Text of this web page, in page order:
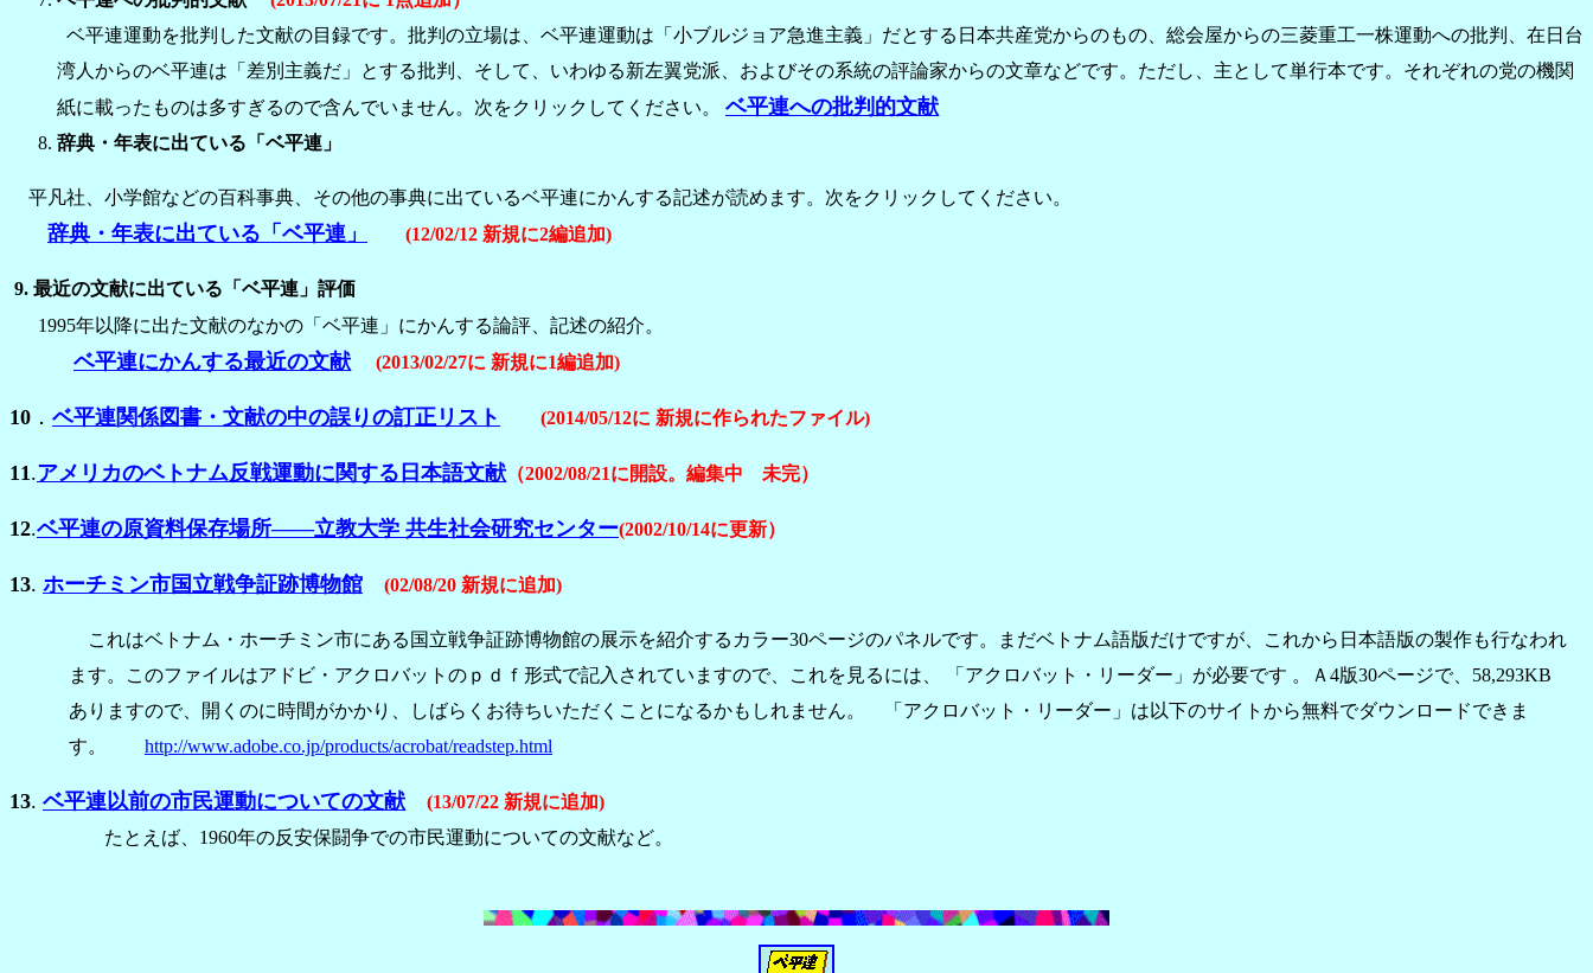
ベ平連運動を批判した文献の目録です。批判の立場は、ベ平連運動は「小ブルジョア急進主義」だとする日本共産党からのもの、総会屋からの三菱重工一株運動への批判、在日台
湾人からのベ平連は「差別主義だ」とする批判、そして、いわゆる新左翼党派、およびその系統の評論家からの文章などです。ただし、主として単行本です。それぞれの党の機関
紙に載ったものは多すぎるので含んでいません。次をクリックしてください。 ベ平連への批判的文献
辞典・年表に出ている「ベ平連」
平凡社、小学館などの百科事典、その他の事典に出ているベ平連にかんする記述が読めます。次をクリックしてください。
辞典・年表に出ている「ベ平連」 (12/02/12 新規に2編追加)
9. 最近の文献に出ている「ベ平連」評価
1995年以降に出た文献のなかの「ベ平連」にかんする論評、記述の紹介。
ベ平連にかんする最近の文献 (2013/02/27に 新規に1編追加)
10 ． ベ平連関係図書・文献の中の誤りの訂正リスト (2014/05/12に 新規に作られたファイル)
11.アメリカのベトナム反戦運動に関する日本語文献 （2002/08/21に開設。編集中 未完）
12.ベ平連の原資料保存場所――立教大学 共生社会研究センター(2002/10/14に更新）
13. ホーチミン市国立戦争証跡博物館 (02/08/20 新規に追加)
これはベトナム・ホーチミン市にある国立戦争証跡博物館の展示を紹介するカラー30ページのパネルです。まだベトナム語版だけですが、これから日本語版の製作も行なわれ
ます。このファイルはアドビ・アクロバットのｐｄｆ形式で記入されていますので、これを見るには、 「アクロバット・リーダー」が必要です 。Ａ4版30ページで、58,293KB
ありますので、開くのに時間がかかり、しばらくお待ちいただくことになるかもしれません。 「アクロバット・リーダー」は 以下のサイトから無料でダウンロードできま
す。
http://www.adobe.co.jp/products/acrobat/readstep.html
13. ベ平連以前の市民運動についての文献
(13/07/22 新規に追加)
たとえば、1960年の反安保闘争での市民運動についての文献など。